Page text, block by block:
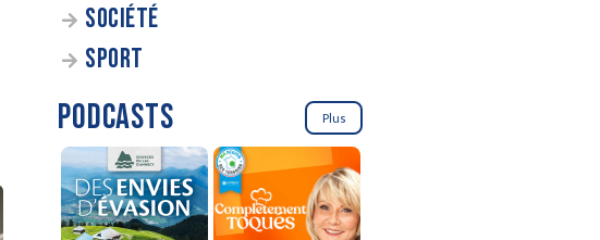
SOCIÉTÉ
SPORT
PODCASTS Plus